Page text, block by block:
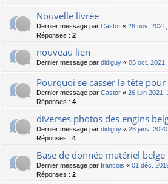
Nouvelle livrée
Dernier message par Castor « 28 nov. 2021,
Réponses : 2
nouveau lien
Dernier message par didiguy « 05 oct. 2021,
Pourquoi se casser la tête
Dernier message par Castor « 26 juin 2021,
Réponses : 4
diverses photos des engins
Dernier message par didiguy « 28 janv.
Réponses : 4
Base de donnée matériel belge
Dernier message par francois « 01 déc.
Réponses : 2